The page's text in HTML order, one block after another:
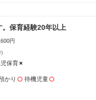
保育経験20年以上
円
保育
かり 待機児童